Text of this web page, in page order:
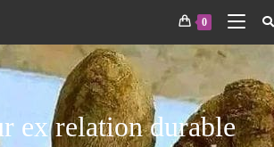
0
ex relation durable